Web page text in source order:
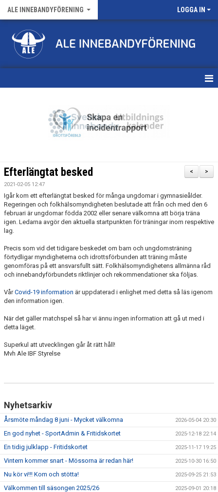
ALE INNEBANDYFÖRENING LOGGA IN
NYHETSARKIV
MEDLEMSKAP
>
<
Efterlängtat besked
2021-02-05 12:47
Igår kom ett efterlängtat besked för många ungdomar i gymnasieålder.
Regeringen och folkhälsomyndigheten beslutade att från och med den 6
februari är ungdomar födda 2002 eller senare välkomna att börja träna
igen. Ledarna avgör den aktuella startpunkten för träningar inom respektive
lag.
Precis som vid det tidigare beskedet om barn och ungdomsträning
förtydligar myndigheterna och idrottsförbunden att träning måste
genomföras på ett ansvarsfullt sätt. Folkhälsomyndighetens allmänna råd
och innebandyförbundets riktlinjer och rekommendationer ska följas.
VårCovid-19 information är uppdaterad i enlighet med detta så läs igenom
den information igen.
När det gäller matchspel så har vi ännu ingen information att gå ut med i
detta läget.
Superkul att utvecklingen går åt rätt håll!
Mvh Ale IBF Styrelse
Nyhetsarkiv
Årsmöte måndag 8 juni - Mycket välkomna 2026-05-04 20:30
En god nyhet - SportAdmin & Fritidskortet 2025-12-18 22:14
En tidig julklapp - Fritidskortet 2025-11-17 19:25
Vintern kommer snart - Mössorna är redan här! 2025-10-30 16:50
Nu kör vi!!! Kom och stötta! 2025-09-25 21:53
Välkommen till säsongen 2025/26 2025-09-01 20:18